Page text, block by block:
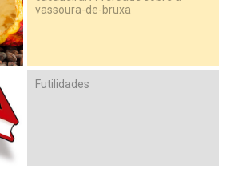
vassoura-de-bruxa
Futilidades